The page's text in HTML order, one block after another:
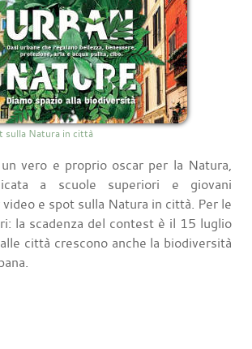
sulla Natura in città
vero e proprio oscar per la Natura,
a scuole superiori e giovani
e spot sulla Natura in città. Per le
la scadenza del contest è il 15 luglio
città crescono anche la biodiversità